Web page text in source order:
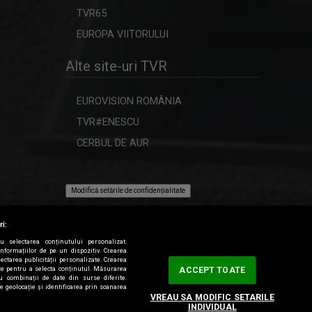
Luni-vineri, ora 17.00
aducă mai ...
IDENTITATE BASARABIA
O emisiune despre cultură și creatorii
...
LOCURI, OAMENI ȘI COMORI
TVR65
EUROPA VIITORULUI
Alte site-uri TVR
EUROVISION ROMÂNIA
TVR#ENESCU
CERBUL DE AUR
Modifică setările de confidențialitate
selectarea conținutului personalizat.
de pe un dispozitiv. Crearea
publicității personalizate. Crearea
pentru a selecta conținutul. Măsurarea
combinații de date din surse diferite.
geolocație și identificarea prin scanarea
ACCEPT TOATE
VREAU SA MODIFIC SETARILE
INDIVIDUAL